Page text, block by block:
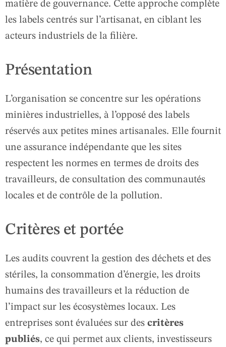
matière de gouvernance. Cette approche complète
les labels centrés sur l’artisanat, en ciblant les
acteurs industriels de la filière.
Présentation
L’organisation se concentre sur les opérations
minières industrielles, à l’opposé des labels
réservés aux petites mines artisanales. Elle fournit
une assurance indépendante que les sites
respectent les normes en termes de droits des
travailleurs, de consultation des communautés
locales et de contrôle de la pollution.
Critères et portée
Les audits couvrent la gestion des déchets et des
stériles, la consommation d’énergie, les droits
humains des travailleurs et la réduction de
l’impact sur les écosystèmes locaux. Les
entreprises sont évaluées sur des critères
publiés, ce qui permet aux clients, investisseurs